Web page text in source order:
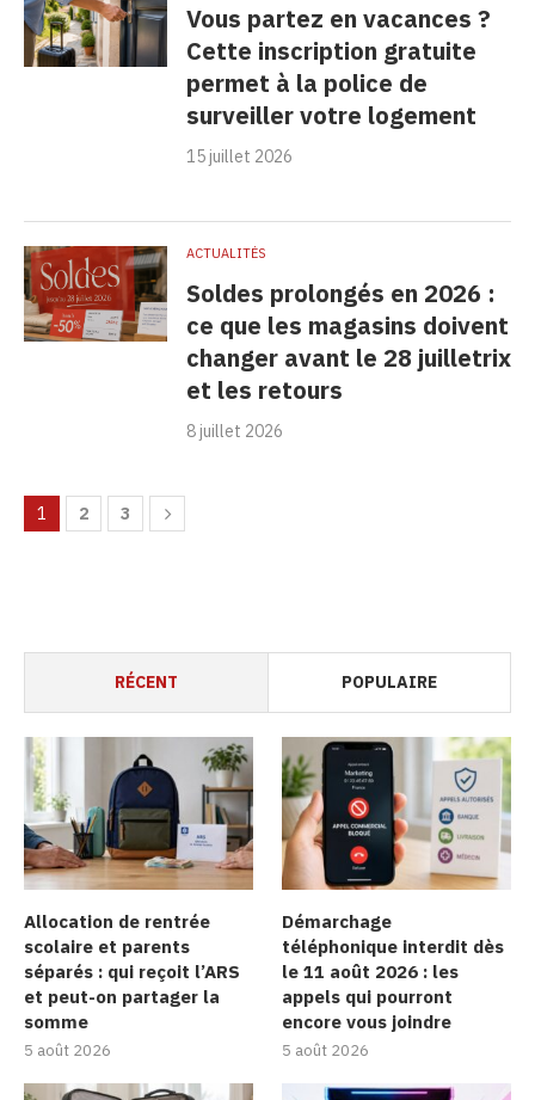
Vous partez en vacances ?
Cette inscription gratuite
permet à la police de
surveiller votre logement
15 juillet 2026
ACTUALITÉS
Soldes prolongés en 2026 :
ce que les magasins doivent
changer avant le 28 juilletrix
et les retours
8 juillet 2026
1 2 3
RÉCENT POPULAIRE
Allocation de rentrée
scolaire et parents
séparés : qui reçoit l’ARS
et peut-on partager la
somme
5 août 2026
Démarchage
téléphonique interdit dès
le 11 août 2026 : les
appels qui pourront
encore vous joindre
5 août 2026